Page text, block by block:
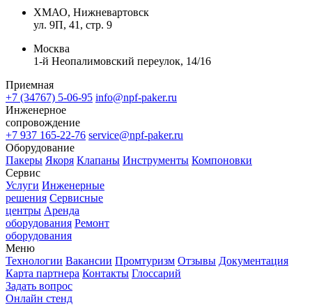
ХМАО, Нижневартовск
ул. 9П, 41, стр. 9
Москва
1-й Неопалимовский переулок, 14/16
Приемная
+7 (34767) 5-06-95 info@npf-paker.ru
Инженерное
сопровождение
+7 937 165-22-76 service@npf-paker.ru
Оборудование
Пакеры Якоря Клапаны Инструменты Компоновки
Сервис
Услуги Инженерные
решения Сервисные
центры Аренда
оборудования Ремонт
оборудования
Меню
Технологии Вакансии Промтуризм Отзывы Документация
Карта партнера Контакты Глоссарий
Задать вопрос
Онлайн стенд